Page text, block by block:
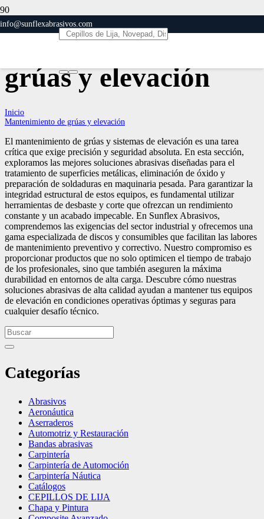
info@sunflexabrasivos.com
Mantenimiento de
grúas y elevación
Inicio
Mantenimiento de grúas y elevación
El mantenimiento de grúas y sistemas de elevación es una tarea
crítica que exige precisión y seguridad absoluta. En esta sección,
exploramos las mejores soluciones abrasivas diseñadas para el
tratamiento de superficies metálicas, eliminación de óxido y
preparación de soldaduras en maquinaria pesada. Para garantizar la
integridad estructural de estos equipos, es fundamental utilizar
herramientas de desbaste y corte que ofrezcan un rendimiento
constante y un acabado impecable. En Sunflex Abrasivos,
comprendemos las exigencias del sector industrial y ofrecemos una
gama especializada de discos y consumibles que facilitan las labores
de mantenimiento preventivo y correctivo. Nuestro compromiso es
proporcionar productos que no solo optimicen el tiempo de trabajo
de los profesionales, sino que también aseguren la máxima
durabilidad en entornos de alta carga. Descubre cómo nuestras
soluciones abrasivas de alta calidad ayudan a mantener tus equipos
de elevación en condiciones operativas óptimas y seguras para
cualquier desafío técnico.
Categorías
Abrasivos
Aeronáutica
Aserraderos
Automotriz y Restauración
Bandas abrasivas
Carpintería
Carpintería de Automoción
Carpintería Náutica
Catálogos
CEPILLOS DE LIJA
Chapa y Pintura